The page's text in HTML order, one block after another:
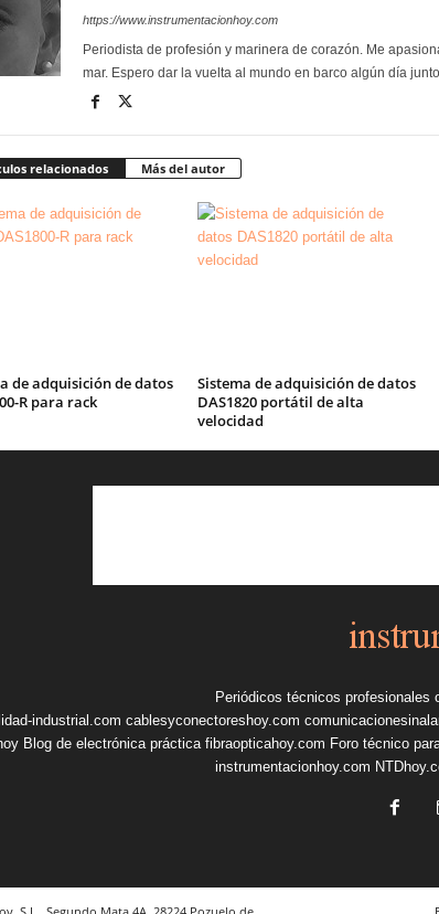
https://www.instrumentacionhoy.com
Periodista de profesión y marinera de corazón. Me
mar. Espero dar la vuelta al mundo en barco algún día
relacionados Más del autor
de adquisición de datos
R para rack
Sistema de adquisición de datos
DAS1820 portátil de alta
velocidad
Periódicos técnicos profesionales
industrial.com cablesyconectoreshoy.com
Blog de electrónica práctica fibraopticahoy.com Foro técnico
instrumentacionhoy.com